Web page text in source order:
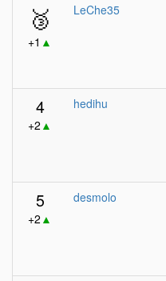
🥉
+1 ▲
LeChe35
4
+2 ▲
hedihu
5
+2 ▲
desmolo